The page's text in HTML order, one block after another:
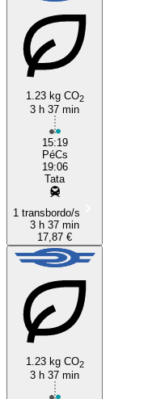
1.23 kg CO2
3 h 37 min
15:19
PéCs
19:06
Tata
1 transbordo/s
3 h 37 min
17,87 €
1.23 kg CO2
3 h 37 min